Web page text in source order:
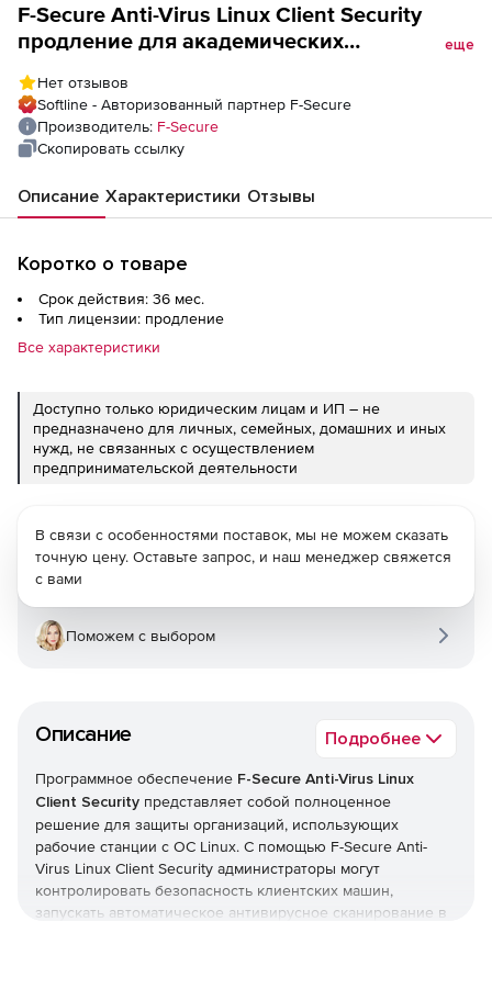
F-Secure Anti-Virus Linux Client Security
продление для академических
лицензий
еще
Нет отзывов
Softline - Авторизованный партнер F-Secure
Производитель: F-Secure
Скопировать ссылку
Описание Характеристики Отзывы
Коротко о товаре
Срок действия: 36 мес.
Тип лицензии: продление
Все характеристики
Доступно только юридическим лицам и ИП – не
предназначено для личных, семейных, домашних и иных
нужд, не связанных с осуществлением
предпринимательской деятельности
Описание Подробнее
Программное обеспечение F-Secure Anti-Virus Linux
Client Security представляет собой полноценное
решение для защиты организаций, использующих
рабочие станции с ОС Linux. С помощью F-Secure Anti-
Virus Linux Client Security администраторы могут
контролировать безопасность клиентских машин,
запускать автоматическое антивирусное сканирование в
В связи с особенностями поставок, мы не можем сказать
точную цену. Оставьте запрос, и наш менеджер свяжется
с вами
Поможем с выбором